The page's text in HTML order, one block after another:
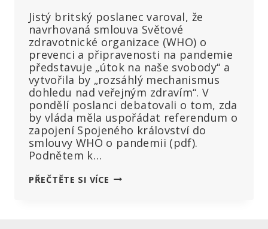
Jistý britský poslanec varoval, že
navrhovaná smlouva Světové
zdravotnické organizace (WHO) o
prevenci a připravenosti na pandemie
představuje „útok na naše svobody“ a
vytvořila by „rozsáhlý mechanismus
dohledu nad veřejným zdravím“. V
pondělí poslanci debatovali o tom, zda
by vláda měla uspořádat referendum o
zapojení Spojeného království do
smlouvy WHO o pandemii (pdf).
Podnětem k…
PŘEČTĚTE SI VÍCE PANDEMICKÁ